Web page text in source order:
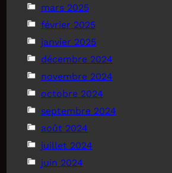
mars 2025
février 2025
janvier 2025
décembre 2024
novembre 2024
octobre 2024
septembre 2024
août 2024
juillet 2024
juin 2024